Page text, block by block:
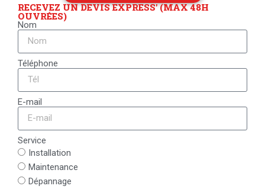
RECEVEZ UN DEVIS EXPRESS' (MAX 48H
OUVRÉES)
Nom
Téléphone
E-mail
Service
Installation
Maintenance
Dépannage